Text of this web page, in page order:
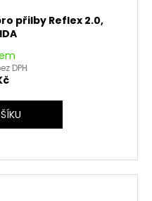
přilby Reflex 2.0,
DPH